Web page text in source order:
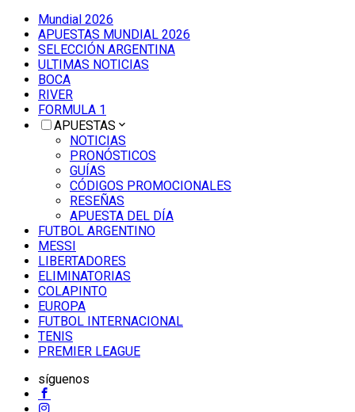
Mundial 2026
APUESTAS MUNDIAL 2026
SELECCIÓN ARGENTINA
ULTIMAS NOTICIAS
BOCA
RIVER
FORMULA 1
APUESTAS
NOTICIAS
PRONÓSTICOS
GUÍAS
CÓDIGOS PROMOCIONALES
RESEÑAS
APUESTA DEL DÍA
FUTBOL ARGENTINO
MESSI
LIBERTADORES
ELIMINATORIAS
COLAPINTO
EUROPA
FUTBOL INTERNACIONAL
TENIS
PREMIER LEAGUE
síguenos